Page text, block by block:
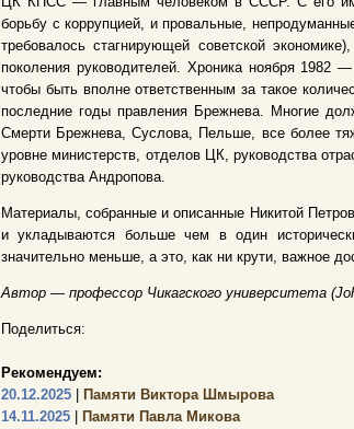
борьбу с коррупцией, и провальные,
требовалось стагнирующей советской
поколения руководителей. Хроника ноября 1982
чтобы быть вполне ответственным за такое
последние годы правления Брежнева. Многие
Смерти Брежнева, Суслова, Пельше, все более
уровне министерств, отделов ЦК, руководства
руководства Андропова.
Материалы, собранные и описанные Никитой
и укладываются больше чем в один
значительно меньше, а это, как ни крути, важное
Автор — профессор Чикагского университета
Поделиться:
Рекомендуем:
20.12.2025
Памяти Виктора Шмырова
14.11.2025
Памяти Павла Микова